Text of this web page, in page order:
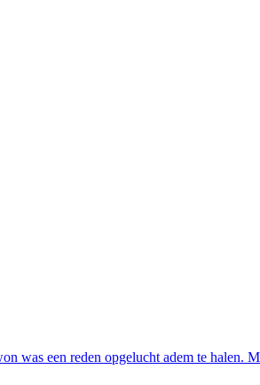
was een reden opgelucht adem te halen.